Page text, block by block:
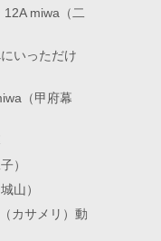
12A miwa（二
いっただけ
（甲府幕
）
山）
カサメリ）動